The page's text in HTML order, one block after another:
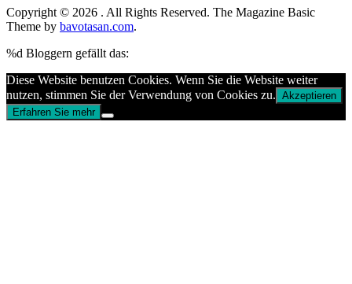
Copyright © 2026 . All Rights Reserved. The Magazine Basic
Theme by bavotasan.com.
%d Bloggern gefällt das:
Diese Website benutzen Cookies. Wenn Sie die Website weiter
nutzen, stimmen Sie der Verwendung von Cookies zu. Akzeptieren
Erfahren Sie mehr